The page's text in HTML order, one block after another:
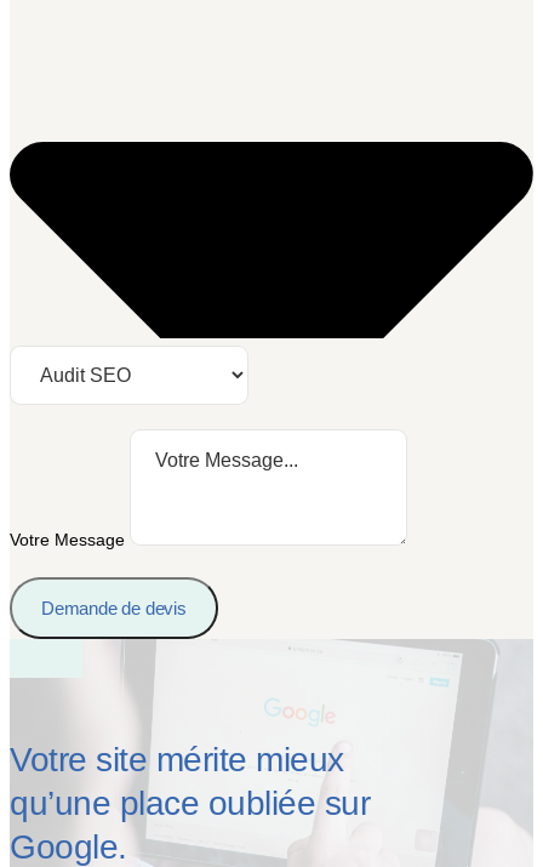
Votre Message
Demande de devis
Votre site mérite mieux
qu’une place oubliée sur
Google.